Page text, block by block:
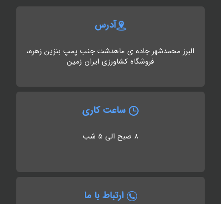
آدرس
البرز محمدشهر جاده ی ماهدشت جنب پمپ بنزین زهره،
فروشگاه کشاورزی ایران زمین
ساعت کاری
8 صبح الی 5 شب
ارتباط با ما